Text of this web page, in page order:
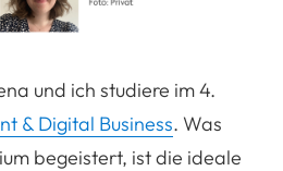
und ich studiere im 4.
& Digital Business. Was
begeistert, ist die ideale